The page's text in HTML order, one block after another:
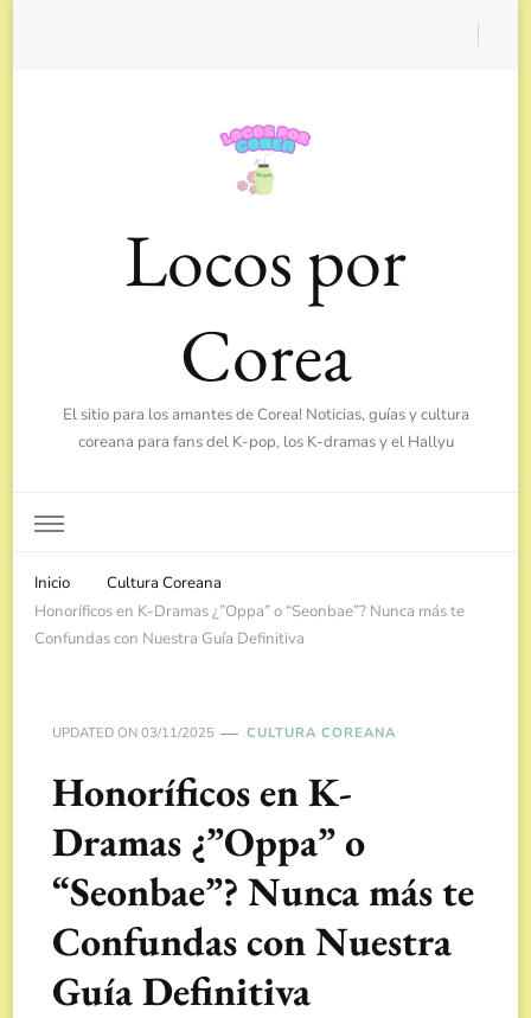
Locos por
Corea
El sitio para los amantes de Corea! Noticias, guías y cultura
coreana para fans del K-pop, los K-dramas y el Hallyu
Inicio
Cultura Coreana
Honoríficos en K-Dramas ¿”Oppa” o “Seonbae”? Nunca más te
Confundas con Nuestra Guía Definitiva
UPDATED ON 03/11/2025 CULTURA COREANA
Honoríficos en K-
Dramas ¿”Oppa” o
“Seonbae”? Nunca más te
Confundas con Nuestra
Guía Definitiva